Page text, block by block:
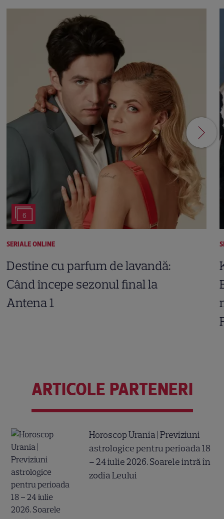
6
SERIALE ONLINE
Destine cu parfum de lavandă:
Când începe sezonul final la
Antena 1
ARTICOLE PARTENERI
Horoscop Urania | Previziuni
astrologice pentru perioada 18
– 24 iulie 2026. Soarele intră în
zodia Leului